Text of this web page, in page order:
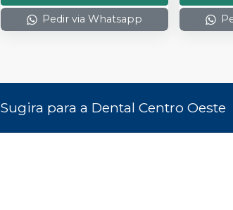
Pedir via Whatsapp
Sugira para a Dental Centro Oeste